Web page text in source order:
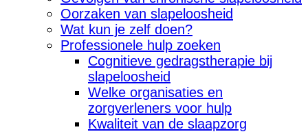
Oorzaken van slapeloosheid
Wat kun je zelf doen?
Professionele hulp zoeken
Cognitieve gedragstherapie bij
slapeloosheid
Welke organisaties en
zorgverleners voor hulp
Kwaliteit van de slaapzorg